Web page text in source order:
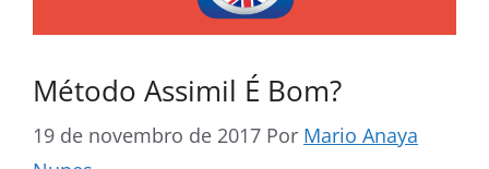
Método Assimil É Bom?
19 de novembro de 2017 Por Mario Anaya